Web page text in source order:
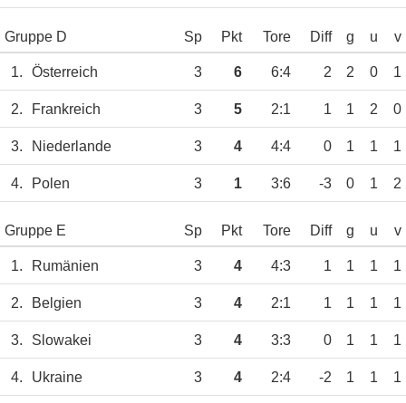
Gruppe D Sp Pkt Tore Diff g u v
1. Österreich 3 6 6:4 2 2 0 1
2. Frankreich 3 5 2:1 1 1 2 0
3. Niederlande 3 4 4:4 0 1 1 1
4. Polen 3 1 3:6 -3 0 1 2
Gruppe E Sp Pkt Tore Diff g u v
1. Rumänien 3 4 4:3 1 1 1 1
2. Belgien 3 4 2:1 1 1 1 1
3. Slowakei 3 4 3:3 0 1 1 1
4. Ukraine 3 4 2:4 -2 1 1 1